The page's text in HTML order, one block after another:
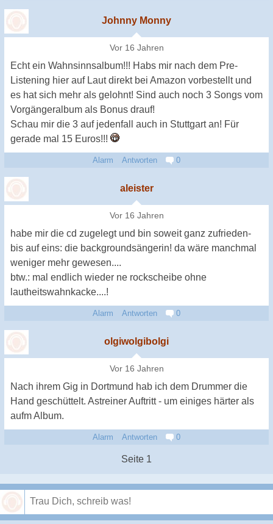
Johnny Monny
Vor 16 Jahren
Echt ein Wahnsinnsalbum!!! Habs mir nach dem Pre-
Listening hier auf Laut direkt bei Amazon vorbestellt und
es hat sich mehr als gelohnt! Sind auch noch 3 Songs vom
Vorgängeralbum als Bonus drauf!
Schau mir die 3 auf jedenfall auch in Stuttgart an! Für
gerade mal 15 Euros!!!
Alarm Antworten 0
aleister
Vor 16 Jahren
habe mir die cd zugelegt und bin soweit ganz zufrieden-
bis auf eins: die backgroundsängerin! da wäre manchmal
weniger mehr gewesen....
btw.: mal endlich wieder ne rockscheibe ohne
lautheitswahnkacke....!
Alarm Antworten 0
olgiwolgibolgi
Vor 16 Jahren
Nach ihrem Gig in Dortmund hab ich dem Drummer die
Hand geschüttelt. Astreiner Auftritt - um einiges härter als
aufm Album.
Alarm Antworten 0
Seite 1